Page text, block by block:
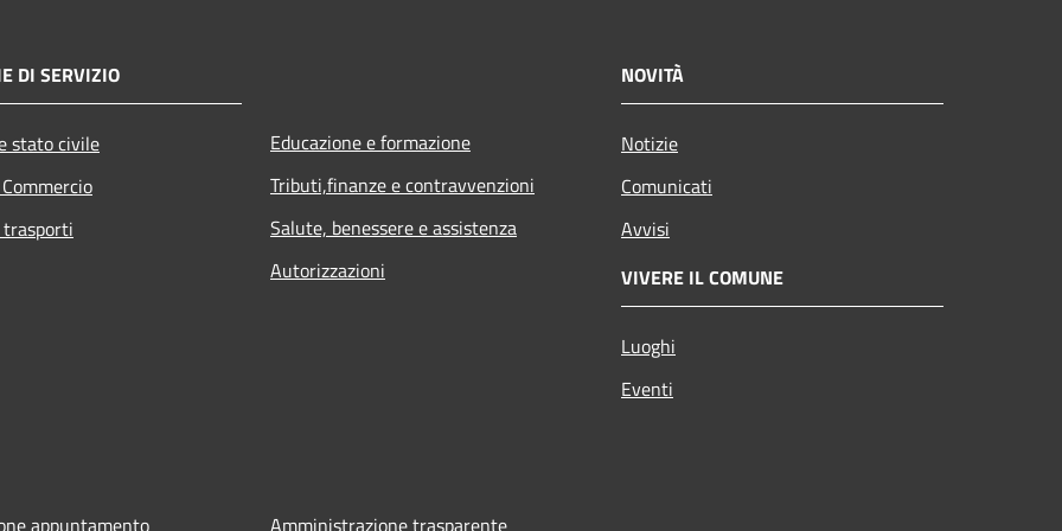
DI SERVIZIO
stato civile
Educazione e formazione
Tributi,finanze e contravvenzioni
Salute, benessere e assistenza
Autorizzazioni
NOVITÀ
Notizie
Comunicati
Avvisi
VIVERE IL COMUNE
Luoghi
Eventi
appuntamento Amministrazione trasparente